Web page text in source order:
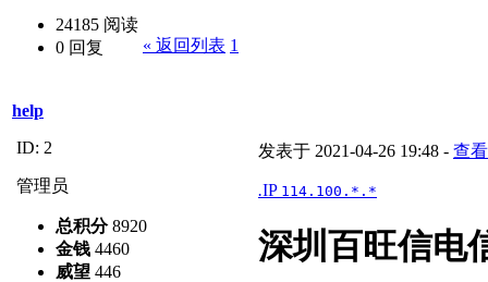
24185 阅读
0 回复 « 返回列表 1
help
ID: 2
管理员
总积分8920
金钱 4460
威望 446
发表于 2021-04-26 19:48 - 查
.IP 114.100.*.*
深圳百旺信电